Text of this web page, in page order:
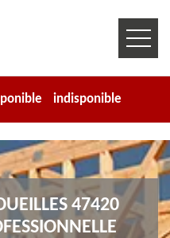
indisponible
47420